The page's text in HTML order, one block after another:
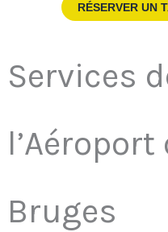
RÉSERVER UN
Services
l’Aéroport
Bruges